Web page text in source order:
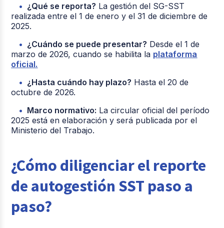
¿Qué se reporta? La gestión del SG-SST
realizada entre el 1 de enero y el 31 de diciembre de
2025.
¿Cuándo se puede presentar? Desde el 1 de
marzo de 2026, cuando se habilita la plataforma
oficial.
¿Hasta cuándo hay plazo? Hasta el 20 de
octubre de 2026.
Marco normativo: La circular oficial del período
2025 está en elaboración y será publicada por el
Ministerio del Trabajo.
¿Cómo diligenciar el reporte
de autogestión SST paso a
paso?